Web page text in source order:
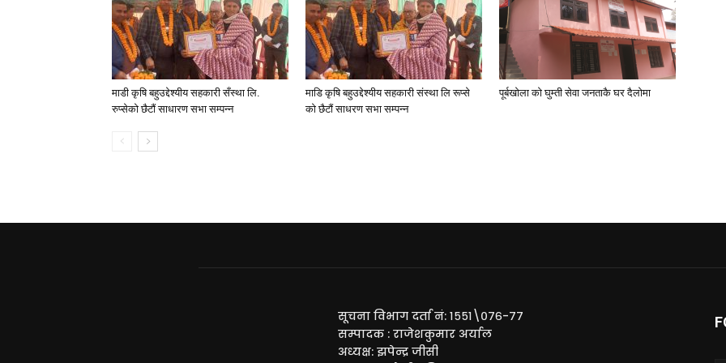
माडी कृषि बहुउद्देश्यीय सहकारी सँस्था लि.
रुप्सेको छैटाैं साधारण सभा सम्पन्न
माडि कृषि बहुउद्देश्यीय सहकारी संस्था लि रूप्से
काे छैटाैं साधरण सभा सम्पन्न
पूर्बखाेला काे घुम्ती सेवा जनताकै घर दैलाेमा
सूचना विभाग दर्ता नं: १५५१\०७६-७७
सम्पादक : राजेशकुमार अर्याल
अध्यक्ष: झपेन्द्र जीसी